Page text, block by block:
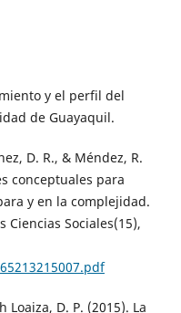
y el perfil del
de Guayaquil.
D. R., & Méndez, R.
conceptuales para
y en la complejidad.
Ciencias Sociales(15),
D. P. (2015). La